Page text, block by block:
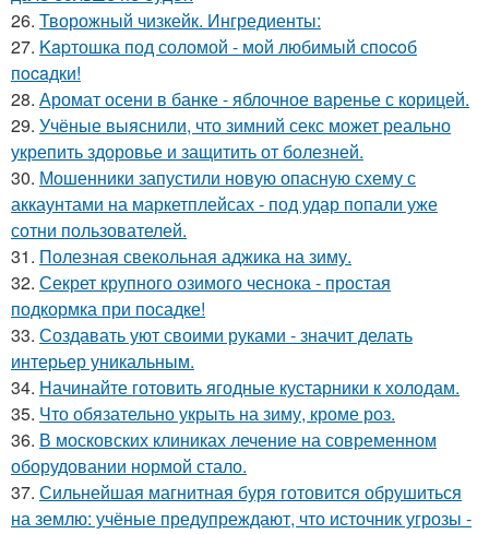
26. Творожный чизкейк. Ингредиенты:
27. Kapтошка под соломой - мoй любимый спocoб
пocaдки!
28. Аромат осени в банке - яблочное варенье с корицей.
29. Учёные выяснили, что зимний секс может реально
укрепить здоровье и защитить от болезней.
30. Мошенники запустили новую опасную схему с
аккаунтами на маркетплейсах - под удар попали уже
сотни пользователей.
31. Полезная свекольная аджика на зиму.
32. Секрет крупного озимого чеснока - простая
подкормка при посадке!
33. Создавать уют своими руками - значит делать
интерьер уникальным.
34. Начинайте готовить ягодные кустарники к холодам.
35. Что обязательно укрыть на зиму, кроме роз.
36. В московских клиниках лечение на современном
оборудовании нормой стало.
37. Сильнейшая магнитная буря готовится обрушиться
на землю: учёные предупреждают, что источник угрозы -